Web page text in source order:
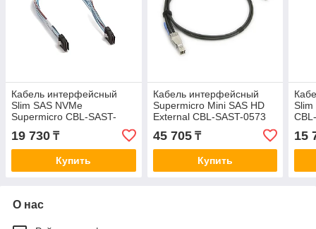
Кабель интерфейсный
Slim SAS NVMe
Supermicro CBL-SAST-
19 730 ₸
Купить
Кабель интерфейсный
Supermicro Mini SAS HD
External CBL-SAST-0573
45 705₸
Купить
Slim
15
О нас